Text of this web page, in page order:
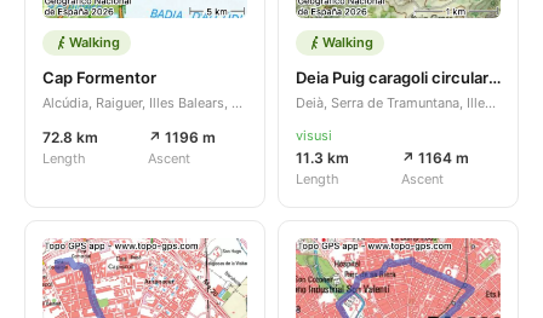
Walking
Cap Formentor
Alcúdia, Raiguer, Illes Balears, ES
72.8 km
Length
↗ 1196 m
Ascent
Walking
Deia Puig caragoli circular 11.3 km Apr 19, 2026
Deià, Serra de Tramuntana, Illes Balears, ES
visusi
11.3 km
Length
↗ 1164 m
Ascent